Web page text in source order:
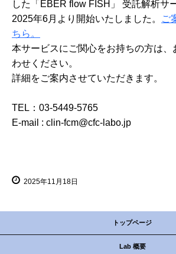
した「EBER flow FISH」 受託解析サ
2025年6月より開始いたしました。
ご
ちら。
本サービスにご関心をお持ちの方は、
わせください。
詳細をご案内させていただきます。
TEL：03-5449-5765
E-mail : clin-fcm@cfc-labo.jp
2025年11月18日
トップページ
Lab 概要